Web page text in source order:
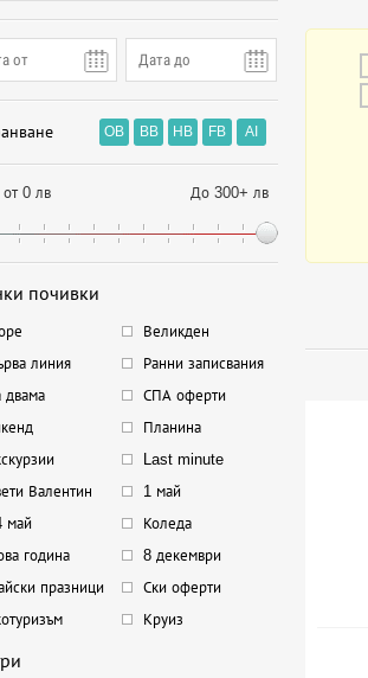
OB BB HB FB AI
0 лв До 300+ лв
почивки
Великден
линия
Ранни записвания
двама
СПА оферти
Планина
Last minute
Валентин
1 май
май
Коледа
година
8 декември
празници
Ски оферти
Круиз